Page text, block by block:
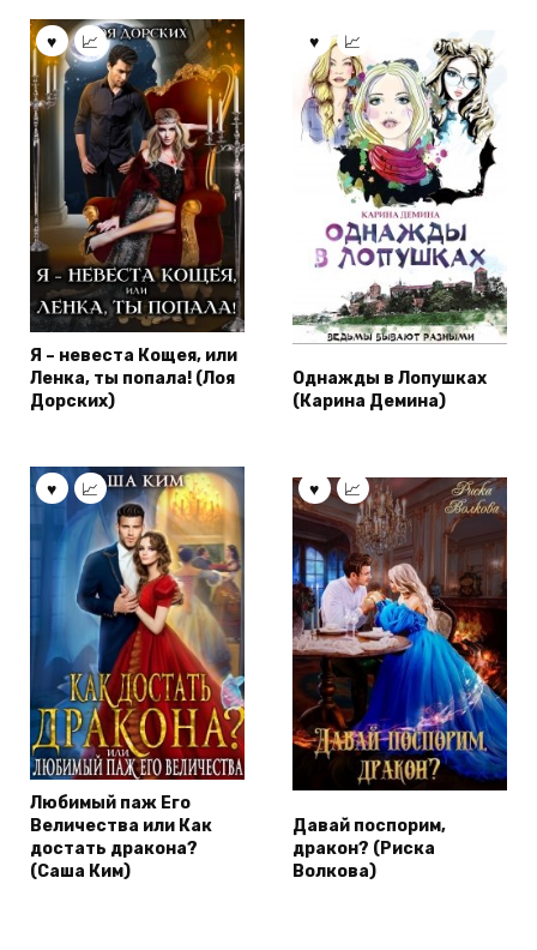
Я – невеста Кощея, или
Ленка, ты попала! (Лоя
Дорских)
Однажды в Лопушках
(Карина Демина)
Любимый паж Его
Величества или Как
достать дракона?
(Саша Ким)
Давай поспорим,
дракон? (Риска
Волкова)